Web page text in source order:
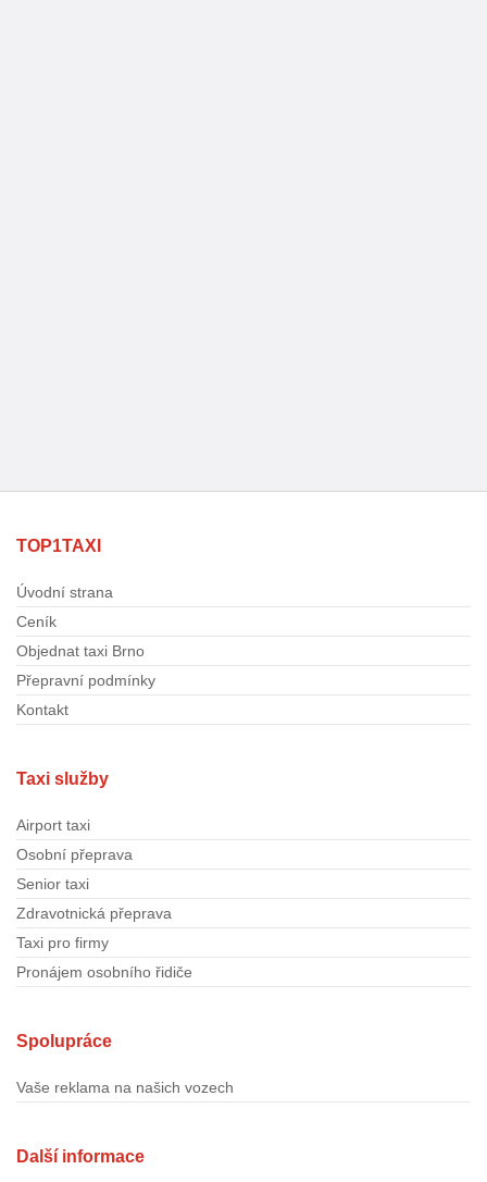
TOP1TAXI
Úvodní strana
Ceník
Objednat taxi Brno
Přepravní podmínky
Kontakt
Taxi služby
Airport taxi
Osobní přeprava
Senior taxi
Zdravotnická přeprava
Taxi pro firmy
Pronájem osobního řidiče
Spolupráce
Vaše reklama na našich vozech
Další informace